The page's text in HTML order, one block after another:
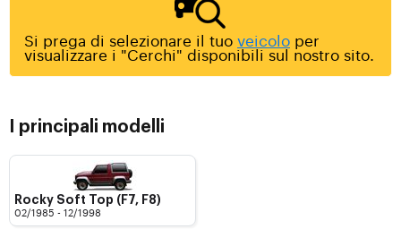
Si prega di selezionare il tuo veicolo per
visualizzare i "Cerchi" disponibili sul nostro sito.
I principali modelli
Rocky Soft Top (F7, F8)
02/1985 - 12/1998